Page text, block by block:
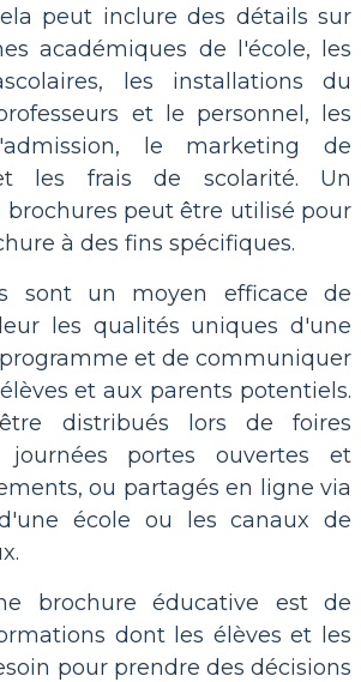
peut inclure des détails sur
académiques de l'école, les
les installations du
et le personnel, les
le marketing de
les frais de scolarité. Un
brochures peut être utilisé pour
à des fins spécifiques.
sont un moyen efficace de
les qualités uniques d'une
et de communiquer
et aux parents potentiels.
distribués lors de foires
journées portes ouvertes et
ou partagés en ligne via
école ou les canaux de
brochure éducative est de
dont les élèves et les
pour prendre des décisions